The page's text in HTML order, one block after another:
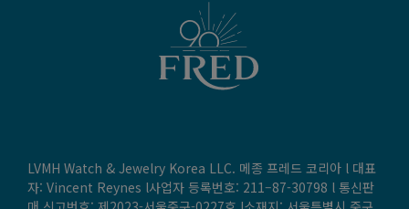
LVMH Watch & Jewelry Korea LLC. 메종 프레드 코리아 l 대표
자: Vincent Reynes l사업자 등록번호: 211–87-30798 l 통신판